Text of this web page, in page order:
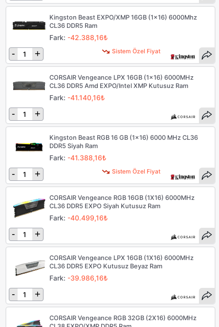
Sistem Özel Fiyat
Kingston Beast EXPO/XMP 16GB (1x16) 6000Mhz
CL36 DDR5 Ram
Fark: -42.388,16₺
- +
CORSAIR Vengeance LPX 16GB (1x16) 6000MHz
CL36 DDR5 Amd EXPO/Intel XMP Kutusuz Ram
Fark: -41.140,16₺
- +
Sistem Özel Fiyat
Kingston Beast RGB 16 GB (1x16) 6000 MHz CL36
DDR5 Siyah Ram
Fark: -41.388,16₺
- +
CORSAIR Vengeance RGB 16GB (1X16) 6000MHz
CL36 DDR5 EXPO Siyah Kutusuz Ram
Fark: -40.499,16₺
- +
CORSAIR Vengeance LPX 16GB (1X16) 6000MHz
CL36 DDR5 EXPO Kutusuz Beyaz Ram
Fark: -39.986,16₺
- +
CORSAIR Vengeance RGB 32GB (2X16) 6000MHz